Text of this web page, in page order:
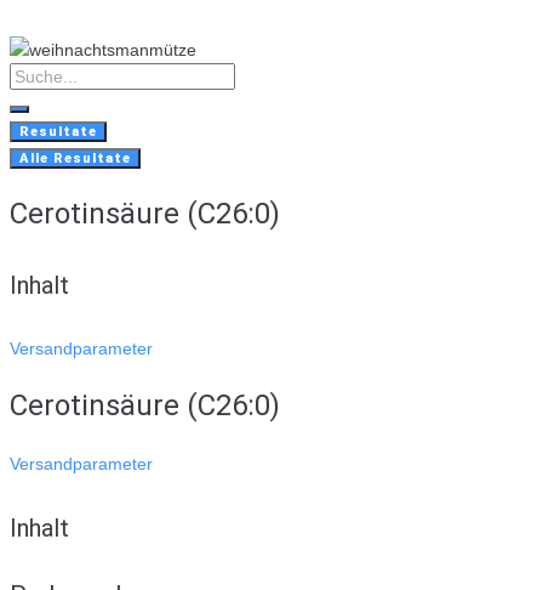
to
content
Search
...
Resultate
Alle Resultate
Cerotinsäure (C26:0)
Inhalt
Versandparameter
Cerotinsäure (C26:0)
Versandparameter
Inhalt